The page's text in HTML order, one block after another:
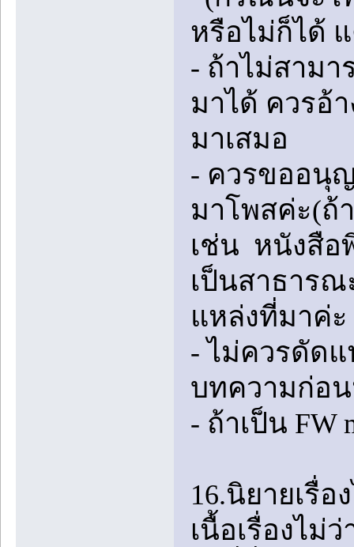
หรือไม่ก็ได้
- ถ้าไม่สาม
มาได้ ควรอ้
มาเสมอ
- ควรขออนุ
มาโพสค่ะ(ถ้
เช่น หนังสือ
เป็นสาธารณ
แหล่งที่มาค่ะ
- ไม่ควรดัด
บทความก่อ
- ถ้าเป็น FW
16.นิยายเรื่
เนื้อเรื่องไม่